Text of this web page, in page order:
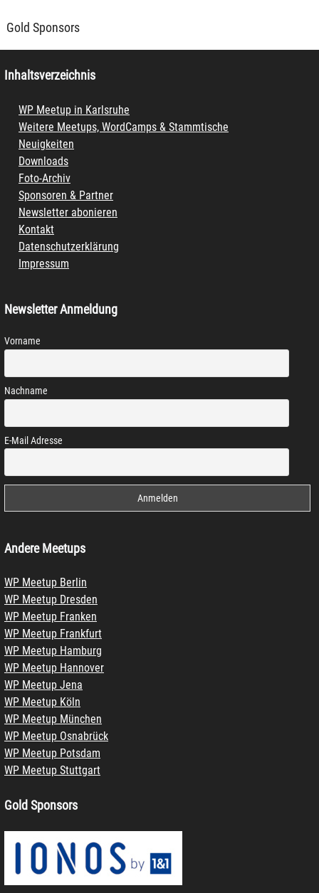
Gold Sponsors
Inhaltsverzeichnis
WP Meetup in Karlsruhe
Weitere Meetups, WordCamps & Stammtische
Neuigkeiten
Downloads
Foto-Archiv
Sponsoren & Partner
Newsletter abonieren
Kontakt
Datenschutzerklärung
Impressum
Newsletter Anmeldung
Vorname
Nachname
E-Mail Adresse
Andere Meetups
WP Meetup Berlin
WP Meetup Dresden
WP Meetup Franken
WP Meetup Frankfurt
WP Meetup Hamburg
WP Meetup Hannover
WP Meetup Jena
WP Meetup Köln
WP Meetup München
WP Meetup Osnabrück
WP Meetup Potsdam
WP Meetup Stuttgart
Gold Sponsors